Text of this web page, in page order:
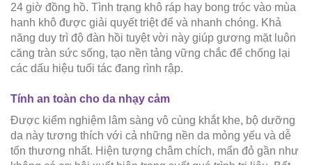
24 giờ đồng hồ. Tình trạng khô ráp hay bong tróc vào mùa
hanh khô được giải quyết triệt để và nhanh chóng. Khả
năng duy trì độ đàn hồi tuyệt vời này giúp gương mặt luôn
căng tràn sức sống, tạo nền tảng vững chắc để chống lại
các dấu hiệu tuổi tác đang rình rập.
Tính an toàn cho da nhạy cảm
Được kiểm nghiệm lâm sàng vô cùng khắt khe, bộ dưỡng
da này tương thích với cả những nền da mỏng yếu và dễ
tổn thương nhất. Hiện tượng châm chích, mẩn đỏ gần như